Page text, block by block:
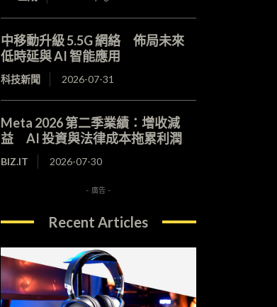
中移動升級 5.5G 網絡 佈局未來
低時延與 AI 智能應用
科技新聞 2026-07-31
Meta 2026 第二季業績：增收減
益 AI 投資與法律成本拖累利潤
BIZ.IT 2026-07-30
- 廣告 -
Recent Articles